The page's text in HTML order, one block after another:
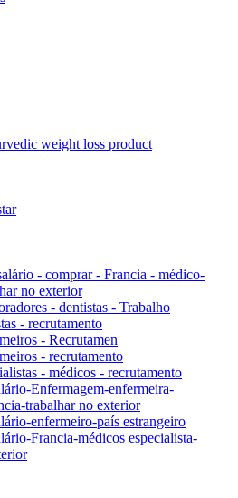
weight loss product
- comprar - Francia - médico-
no exterior
- dentistas - Trabalho
- recrutamento
- Recrutamen
- recrutamento
- médicos - recrutamento
Enfermagem-enfermeira-
trabalhar no exterior
enfermeiro-país estrangeiro
Francia-médicos especialista-